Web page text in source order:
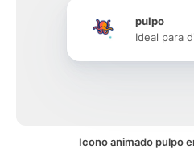
pulpo
Ideal para
Icono animado pulpo